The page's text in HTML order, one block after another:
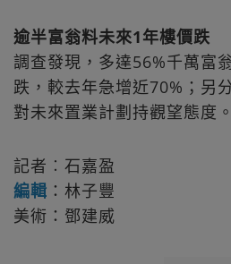
逾半富翁料未來1年樓價跌
調查發現，多達56%千萬富
跌，較去年急增近70%；另
對未來置業計劃持觀望態度。
記者︰石嘉盈
編輯 ：林子豐
美術：鄧建威